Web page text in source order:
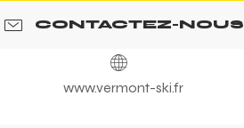
CONTACTEZ-NOUS
www.vermont-ski.fr